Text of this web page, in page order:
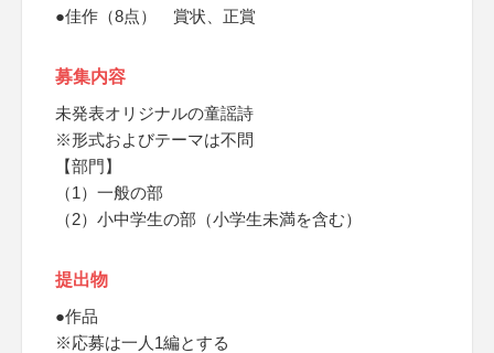
●佳作（8点） 賞状、正賞
募集内容
未発表オリジナルの童謡詩
※形式およびテーマは不問
【部門】
（1）一般の部
（2）小中学生の部（小学生未満を含む）
提出物
●作品
※応募は一人1編とする